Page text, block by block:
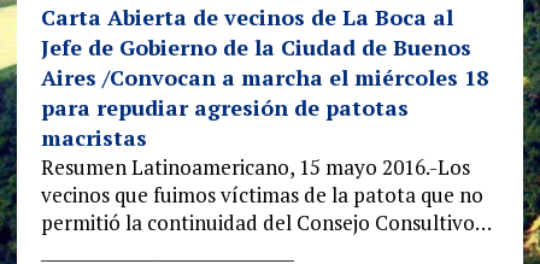
Carta Abierta de vecinos de La Boca al
Jefe de Gobierno de la Ciudad de Buenos
Aires /Convocan a marcha el miércoles 18
para repudiar agresión de patotas
macristas
Resumen Latinoamericano, 15 mayo 2016.-Los
vecinos que fuimos víctimas de la patota que no
permitió la continuidad del Consejo Consultivo…